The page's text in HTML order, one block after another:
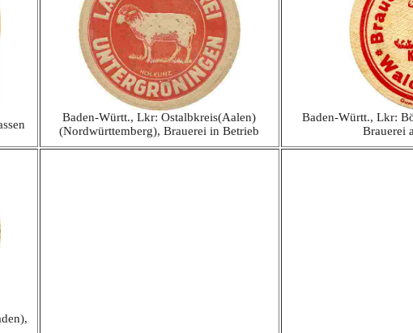
Baden-Württ., Lkr: Ostalbkreis(Aalen)
(Nordwürttemberg), Brauerei in Betrieb
Baden-Württ., Lkr:
Brauerei